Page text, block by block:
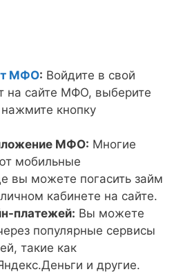
МФО: Войдите в свой
на сайте МФО, выберите
кнопку
МФО: Многие
мобильные
вы можете погасить займ
кабинете на сайте.
платежей: Вы можете
популярные сервисы
такие как
и другие.